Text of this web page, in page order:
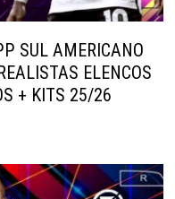
SUL AMERICANO
ELENCOS
+ KITS 25/26